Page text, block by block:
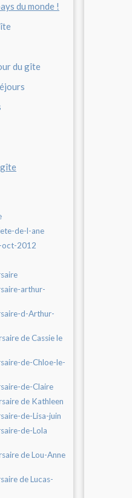
du monde !
du gîte
de-l-ane
oct-2012
arthur-
d-Arthur-
de Cassie le
de-Chloe-le-
de-Claire
de Kathleen
de-Lisa-juin
de-Lola
de Lou-Anne
de Lucas-